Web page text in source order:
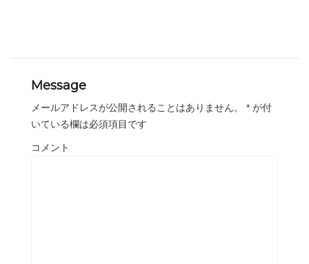
Message
メールアドレスが公開されることはありません。 * が付
いている欄は必須項目です
コメント